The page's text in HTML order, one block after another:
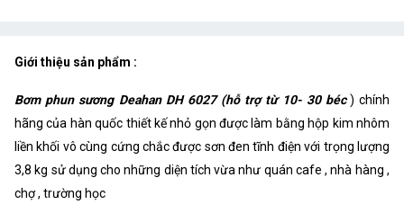
Giới thiệu sản phẩm :
Bơm phun sương Deahan DH 6027 (hỗ trợ từ 10- 30 béc ) chính
hãng của hàn quốc thiết kế nhỏ gọn được làm bằng hộp kim nhôm
liền khối vô cùng cứng chắc được sơn đen tĩnh điện với trọng lượng
3,8 kg sử dụng cho những diện tích vừa như quán cafe , nhà hàng ,
chợ , trường học